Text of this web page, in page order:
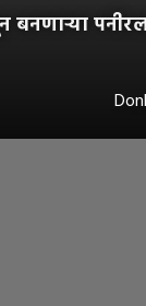
बनणाऱ्या